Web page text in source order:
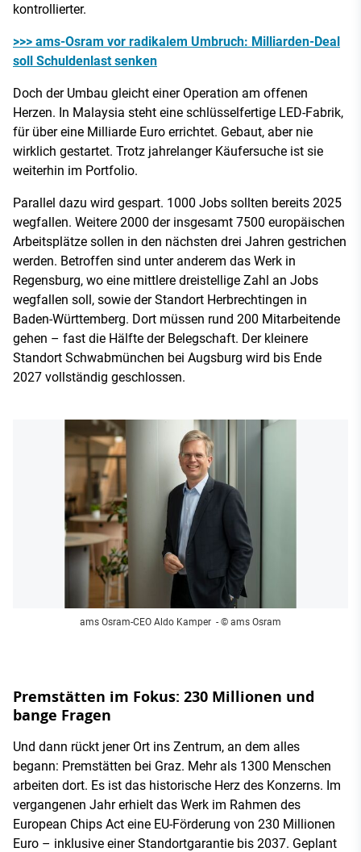
kontrollierter.
>>> ams-Osram vor radikalem Umbruch: Milliarden-Deal
soll Schuldenlast senken
Doch der Umbau gleicht einer Operation am offenen
Herzen. In Malaysia steht eine schlüsselfertige LED-Fabrik,
für über eine Milliarde Euro errichtet. Gebaut, aber nie
wirklich gestartet. Trotz jahrelanger Käufersuche ist sie
weiterhin im Portfolio.
Parallel dazu wird gespart. 1000 Jobs sollten bereits 2025
wegfallen. Weitere 2000 der insgesamt 7500 europäischen
Arbeitsplätze sollen in den nächsten drei Jahren gestrichen
werden. Betroffen sind unter anderem das Werk in
Regensburg, wo eine mittlere dreistellige Zahl an Jobs
wegfallen soll, sowie der Standort Herbrechtingen in
Baden-Württemberg. Dort müssen rund 200 Mitarbeitende
gehen – fast die Hälfte der Belegschaft. Der kleinere
Standort Schwabmünchen bei Augsburg wird bis Ende
2027 vollständig geschlossen.
ams Osram-CEO Aldo Kamper - © ams Osram
Premstätten im Fokus: 230 Millionen und
bange Fragen
Und dann rückt jener Ort ins Zentrum, an dem alles
begann: Premstätten bei Graz. Mehr als 1300 Menschen
arbeiten dort. Es ist das historische Herz des Konzerns. Im
vergangenen Jahr erhielt das Werk im Rahmen des
European Chips Act eine EU-Förderung von 230 Millionen
Euro – inklusive einer Standortgarantie bis 2037. Geplant